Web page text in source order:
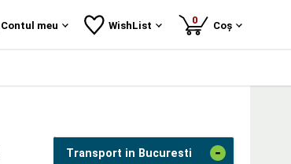
Contul meu WishList 0produse
Coș
Transport in Bucuresti -